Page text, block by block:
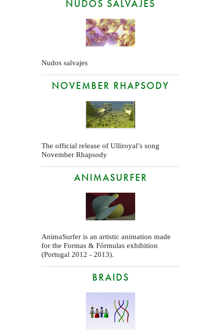
NUDOS SALVAJES
Nudos salvajes
NOVEMBER RHAPSODY
The official release of Ulliroyal’s song
November Rhapsody
ANIMASURFER
AnimaSurfer is an artistic animation made
for the Formas & Fórmulas exhibition
(Portugal 2012 - 2013).
BRAIDS